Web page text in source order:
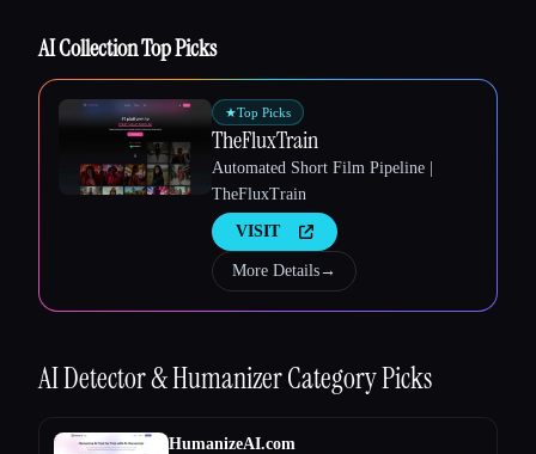
AI Collection Top Picks
★Top Picks
TheFluxTrain
Automated Short Film Pipeline |
TheFluxTrain
VISIT
More Details→
AI Detector & HumanizerCategory Picks
HumanizeAI.com